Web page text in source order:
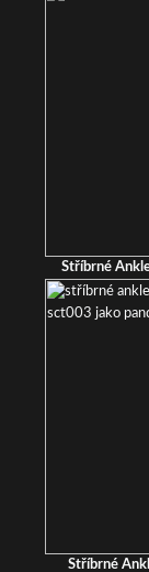
Stříbrné
Stříbrné